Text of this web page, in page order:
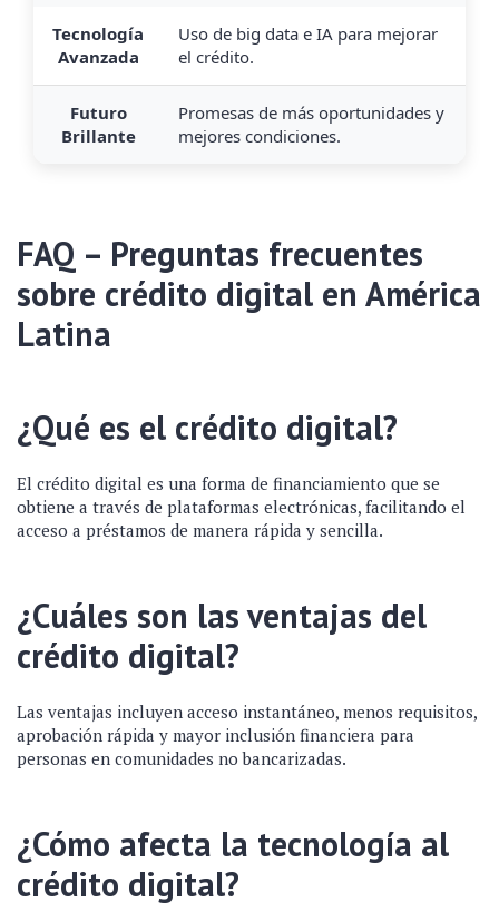
Tecnología
Avanzada
Uso de big data e IA para mejorar
el crédito.
Futuro
Brillante
Promesas de más oportunidades y
mejores condiciones.
FAQ – Preguntas frecuentes
sobre crédito digital en América
Latina
¿Qué es el crédito digital?
El crédito digital es una forma de financiamiento que se
obtiene a través de plataformas electrónicas, facilitando el
acceso a préstamos de manera rápida y sencilla.
¿Cuáles son las ventajas del
crédito digital?
Las ventajas incluyen acceso instantáneo, menos requisitos,
aprobación rápida y mayor inclusión financiera para
personas en comunidades no bancarizadas.
¿Cómo afecta la tecnología al
crédito digital?